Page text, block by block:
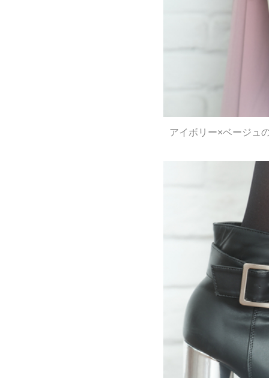
アイボリー×ベージュ